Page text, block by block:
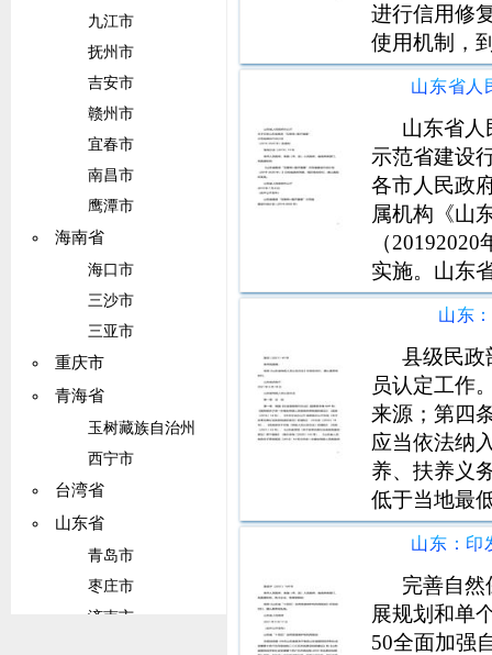
九江市
抚州市
吉安市
赣州市
宜春市
南昌市
鹰潭市
海南省
海口市
三沙市
三亚市
重庆市
青海省
玉树藏族自治州
西宁市
台湾省
山东省
青岛市
枣庄市
济南市
进行信用修
使用机制，
行政管理和
定行政处罚
准，实现根
山东省人
示范省建设
各市人民政
属机构《山
（
实施。山东
东省推进互
为贯彻落实
见》（国办
山东
县级民政
员认定工作
来源；第四
应当依法纳
养、扶养义
低于当地最
规定的，应
能力评估第
门或乡镇人
前
完善自然
展规划和单
50全面加强